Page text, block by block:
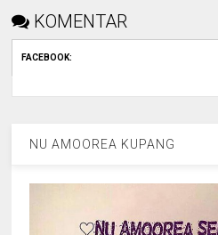
KOMENTAR
FACEBOOK:
NU AMOOREA KUPANG